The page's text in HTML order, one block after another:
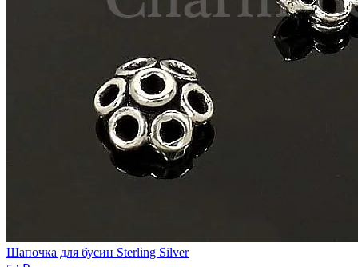
Шапочка для бусин Sterling Silver